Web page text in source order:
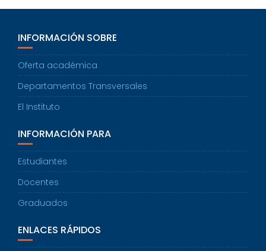
INFORMACIÓN SOBRE
Oferta académica
Departamentos Transversales
El Instituto
INFORMACIÓN PARA
Estudiantes
Docentes
Graduados
ENLACES RÁPIDOS